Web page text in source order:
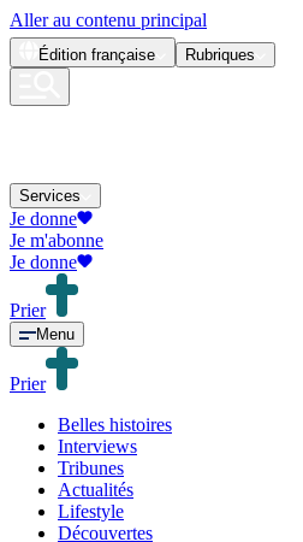
Aller au contenu principal
Édition française Rubriques
Services
Je donne
Je m'abonne
Je donne
Prier
Menu
Prier
Belles histoires
Interviews
Tribunes
Actualités
Lifestyle
Découvertes